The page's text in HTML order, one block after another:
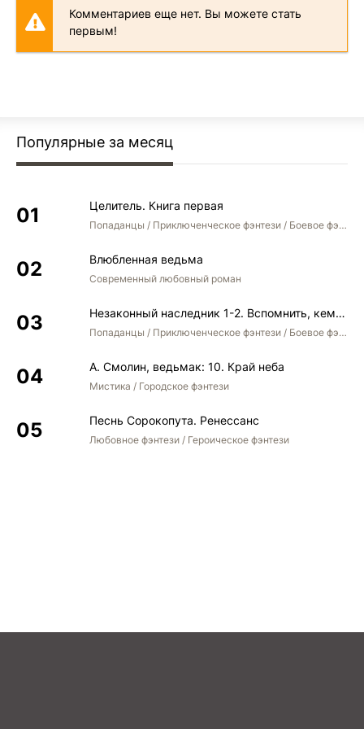
30
35
37
Комментариев еще нет. Вы можете стать
первым!
Популярные за месяц
Целитель. Книга первая
Попаданцы / Приключенческое фэнтези / Боевое фэнтези
Влюбленная ведьма
Современный любовный роман
Незаконный наследник 1-2. Вспомнить, кем был. Стать собой. Остаться собой
Попаданцы / Приключенческое фэнтези / Боевое фэнтези / Юмористическое фэнтези
А. Смолин, ведьмак: 10. Край неба
Мистика / Городское фэнтези
Песнь Сорокопута. Ренессанс
Любовное фэнтези / Героическое фэнтези